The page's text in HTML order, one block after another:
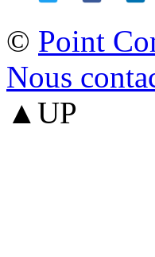
© Point
Nous
▲UP